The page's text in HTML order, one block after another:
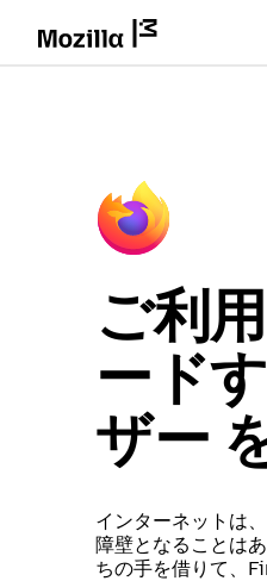
ご利
ード
ザー
インターネットは
障壁となることは
ちの手を借りて、